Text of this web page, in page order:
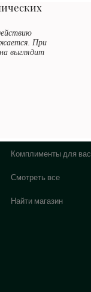
При
выглядит
Комплименты для вас
Смотреть все
Найти магазин